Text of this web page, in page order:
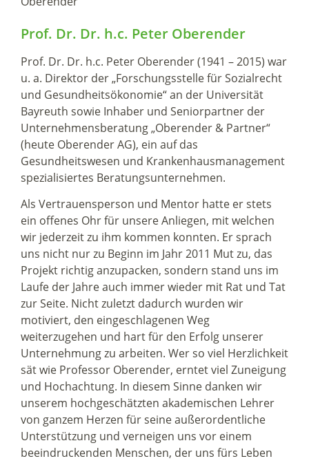
Prof. Dr. Dr. h.c. Peter Oberender
Prof. Dr. Dr. h.c. Peter Oberender (1941 – 2015) war
u. a. Direktor der „Forschungsstelle für Sozialrecht
und Gesundheitsökonomie“ an der Universität
Bayreuth sowie Inhaber und Seniorpartner der
Unternehmensberatung „Oberender & Partner“
(heute Oberender AG), ein auf das
Gesundheitswesen und Krankenhausmanagement
spezialisiertes Beratungsunternehmen.
Als Vertrauensperson und Mentor hatte er stets
ein offenes Ohr für unsere Anliegen, mit welchen
wir jederzeit zu ihm kommen konnten. Er sprach
uns nicht nur zu Beginn im Jahr 2011 Mut zu, das
Projekt richtig anzupacken, sondern stand uns im
Laufe der Jahre auch immer wieder mit Rat und Tat
zur Seite. Nicht zuletzt dadurch wurden wir
motiviert, den eingeschlagenen Weg
weiterzugehen und hart für den Erfolg unserer
Unternehmung zu arbeiten. Wer so viel Herzlichkeit
sät wie Professor Oberender, erntet viel Zuneigung
und Hochachtung. In diesem Sinne danken wir
unserem hochgeschätzten akademischen Lehrer
von ganzem Herzen für seine außerordentliche
Unterstützung und verneigen uns vor einem
beeindruckenden Menschen, der uns fürs Leben